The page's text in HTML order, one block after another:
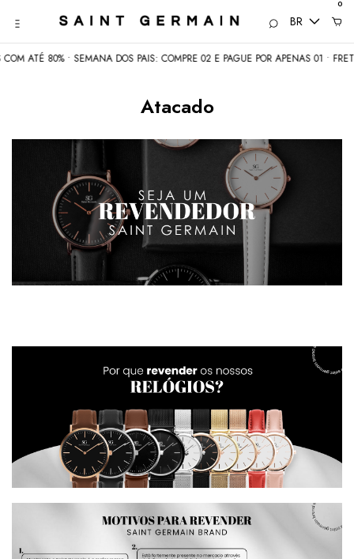
BR
0
ATÉ 80% • SEMANA DOS PAIS: COMPRE 02 E PAGUE POR APENAS 01 •
Atacado